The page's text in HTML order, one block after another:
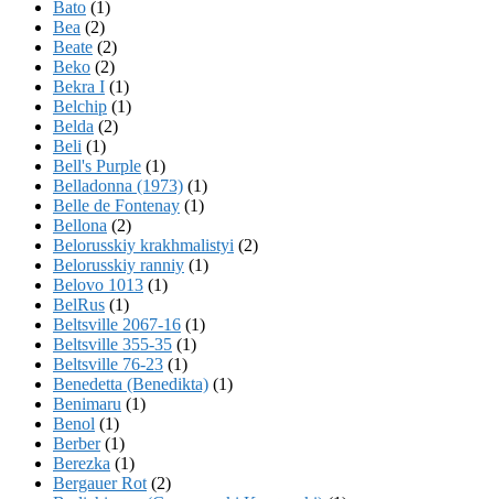
Bato (1)
Bea (2)
Beate (2)
Beko (2)
Bekra I (1)
Belchip (1)
Belda (2)
Beli (1)
Bell's Purple (1)
Belladonna (1973) (1)
Belle de Fontenay (1)
Bellona (2)
Belorusskiy krakhmalistyi (2)
Belorusskiy ranniy (1)
Belovo 1013 (1)
BelRus (1)
Beltsville 2067-16 (1)
Beltsville 355-35 (1)
Beltsville 76-23 (1)
Benedetta (Benedikta) (1)
Benimaru (1)
Benol (1)
Berber(1)
Berezka (1)
Bergauer Rot (2)